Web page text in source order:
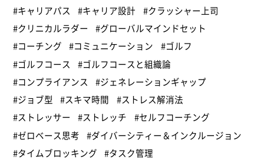
#キャリアパス
#キャリア設計
#クラッシャー上司
#クリニカルラダー
#グローバルマインドセット
#コーチング
#コミュニケーション
#ゴルフ
#ゴルフコース
#ゴルフコースと組織論
#コンプライアンス
#ジェネレーションギャップ
#ジョブ型
#スキマ時間
#ストレス解消法
#ストレッサー
#ストレッチ
#セルフコーチング
#ゼロベース思考
#ダイバーシティー＆インクルージョン
#タイムブロッキング
#タスク管理